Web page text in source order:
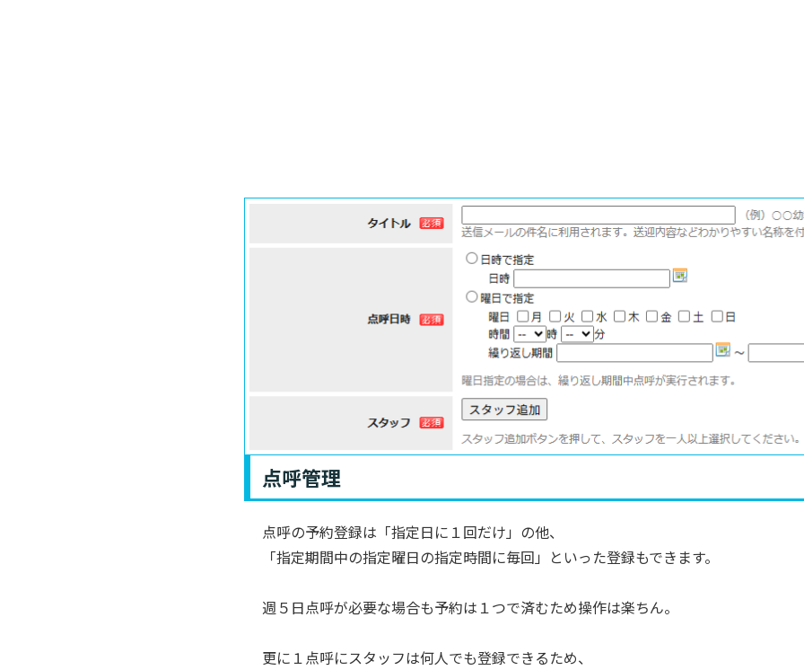
点呼管理
点呼の予約登録は「指定日に１回だけ」の他、
「指定期間中の指定曜日の指定時間に毎回」といった登録もできます。
週５日点呼が必要な場合も予約は１つで済むため操作は楽ちん。
更に１点呼にスタッフは何人でも登録できるため、